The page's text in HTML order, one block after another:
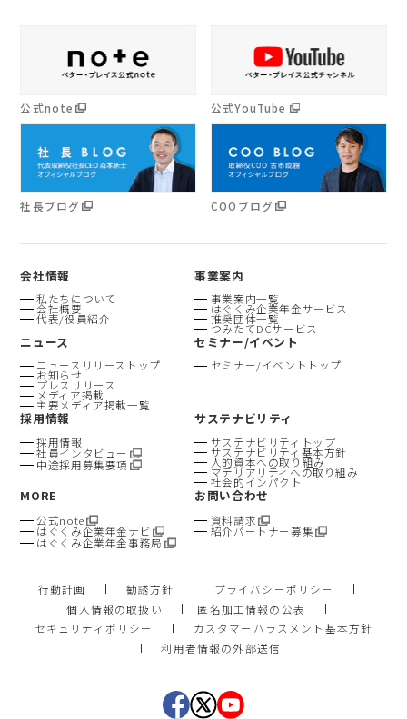
公式note 公式YouTube
社長ブログ COOブログ
会社情報
私たちについて
会社概要
代表/役員紹介
事業案内
事業案内一覧
はぐくみ企業年金サービス
推奨団体一覧
つみたてDCサービス
ニュース
ニュースリリーストップ
お知らせ
プレスリリース
メディア掲載
主要メディア掲載一覧
セミナー/イベント
セミナー/イベントトップ
採用情報
採用情報
社員インタビュー
中途採用募集要項
サステナビリティ
サステナビリティトップ
サステナビリティ基本方針
人的資本への取り組み
マテリアリティへの取り組み
社会的インパクト
MORE
公式note
はぐくみ企業年金ナビ
はぐくみ企業年金事務局
お問い合わせ
資料請求
紹介パートナー募集
行動計画 勧誘方針
プライバシーポリシー
個人情報の取扱い
匿名加工情報の公表
セキュリティポリシー
カスタマーハラスメント基本方針
利用者情報の外部送信